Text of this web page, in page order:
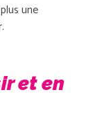
une
et en